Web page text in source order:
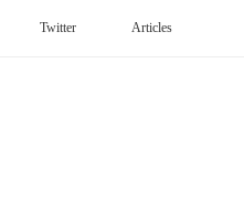
Twitter Articles